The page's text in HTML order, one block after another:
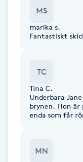
Enzympeeling
Extensions
Eyeliner-tatuering
Face framing
MS
marika s.
Fantastiskt
TC
Tina C.
Underbara
brynen. Hon
enda som får
MN